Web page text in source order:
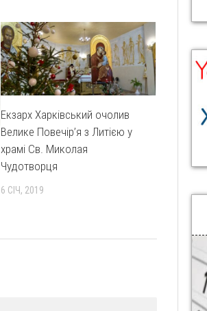
Екзарх Харківський очолив
Велике Повечір’я з Литією у
храмі Св. Миколая
Чудотворця
6 СІЧ, 2019